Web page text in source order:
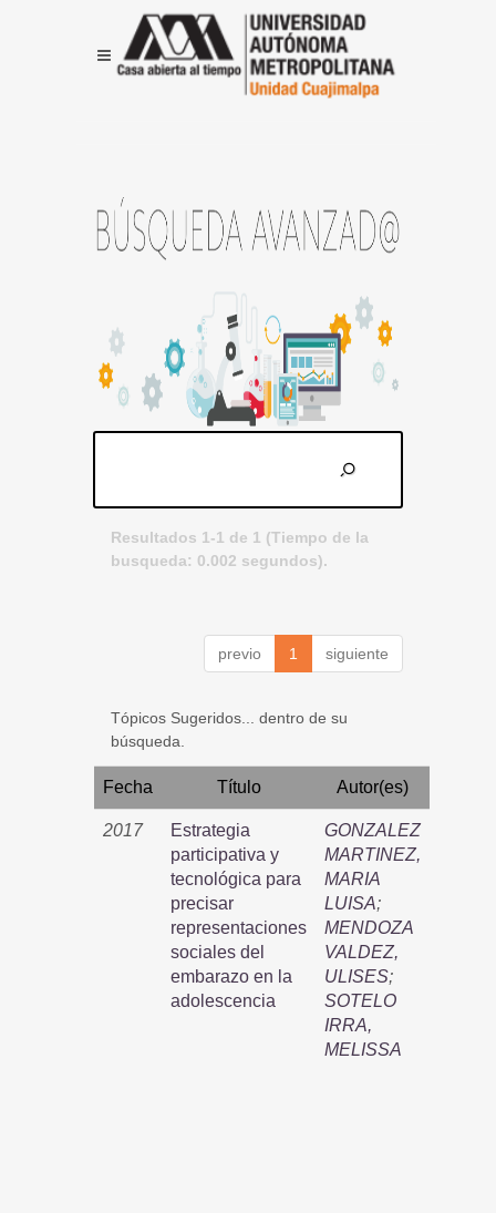
Resultados 1-1 de 1 (Tiempo de la
busqueda: 0.002 segundos).
previo 1 siguiente
Tópicos Sugeridos... dentro de su
búsqueda.
Fecha Título Autor(es)
2017
Estrategia
participativa y
tecnológica para
precisar
representaciones
sociales del
embarazo en la
adolescencia
GONZALEZ
MARTINEZ,
MARIA
LUISA;
MENDOZA
VALDEZ,
ULISES;
SOTELO
IRRA,
MELISSA